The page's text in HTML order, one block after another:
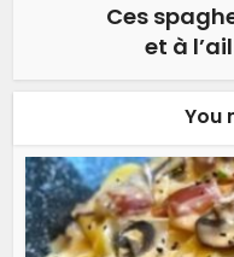
Ces
et à
You